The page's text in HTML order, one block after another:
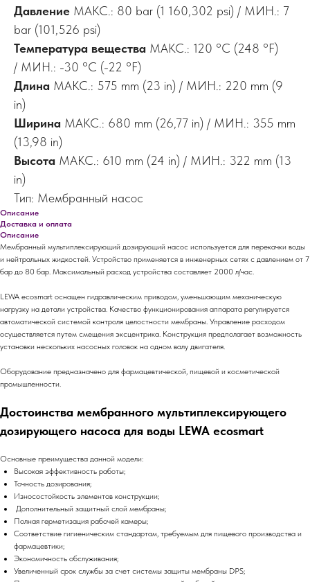
Давление МАКС.: 80 bar (1 160,302 psi) / МИН.: 7
bar (101,526 psi)
Температура вещества МАКС.: 120 °C (248 °F)
/ МИН.: -30 °C (-22 °F)
Длина МАКС.: 575 mm (23 in) / МИН.: 220 mm (9
in)
Ширина МАКС.: 680 mm (26,77 in) / МИН.: 355 mm
(13,98 in)
Высота МАКС.: 610 mm (24 in) / МИН.: 322 mm (13
in)
Тип: Мембранный насос
Описание
Доставка и оплата
Описание
Мембранный мультиплексирующий дозирующий насос используется для перекачки воды
и нейтральных жидкостей. Устройство применяется в инженерных сетях с давлением от 7
бар до 80 бар. Максимальный расход устройства составляет 2000 л/час.
LEWA ecosmart оснащен гидравлическим приводом, уменьшающим механическую
нагрузку на детали устройства. Качество функционирования аппарата регулируется
автоматической системой контроля целостности мембраны. Управление расходом
осуществляется путем смещения эксцентрика. Конструкция предполагает возможность
установки нескольких насосных головок на одном валу двигателя.
Оборудование предназначено для фармацевтической, пищевой и косметической
промышленности.
Достоинства мембранного мультиплексирующего
дозирующего насоса для воды LEWA ecosmart
Основные преимущества данной модели:
Высокая эффективность работы;
Точность дозирования;
Износостойкость элементов конструкции;
Дополнительный защитный слой мембраны;
Полная герметизация рабочей камеры;
Соответствие гигиеническим стандартам, требуемым для пищевого производства и
фармацевтики;
Экономичность обслуживания;
Увеличенный срок службы за счет системы защиты мембраны DPS;